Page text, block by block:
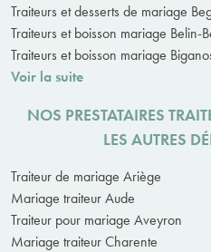
Traiteurs et desserts de mariage
Traiteurs et boisson mariage Belin-
Traiteurs et boisson mariage
Voir la suite
NOS PRESTATAIRES
LES AUTRES
Traiteur de mariage Ariège
Mariage traiteur Aude
Traiteur pour mariage Aveyron
Mariage traiteur Charente